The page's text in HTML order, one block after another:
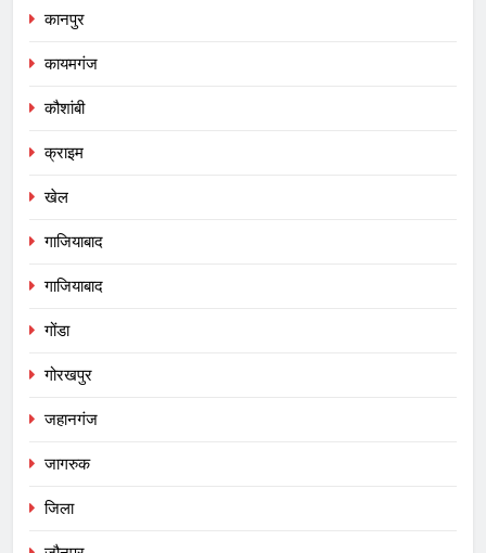
कानपुर
कायमगंज
कौशांबी
क्राइम
खेल
गाजियाबाद
गाजियाबाद
गोंडा
गोरखपुर
जहानगंज
जागरुक
जिला